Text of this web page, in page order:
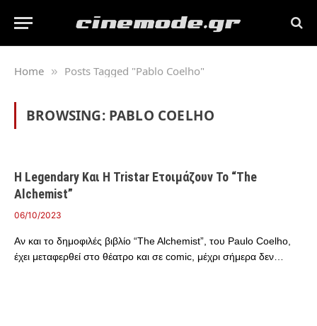
Home » Posts Tagged "Pablo Coelho"
BROWSING: PABLO COELHO
Η Legendary Και Η Tristar Ετοιμάζουν Το “The
Alchemist”
06/10/2023
Αν και το δημοφιλές βιβλίο “The Alchemist”, του Paulo Coelho,
έχει μεταφερθεί στο θέατρο και σε comic, μέχρι σήμερα δεν…